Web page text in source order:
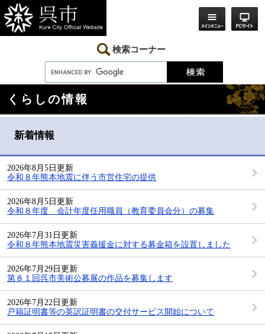
ー
ジ
の
ニ
ュ
ー
文
検索コーナー
くらしの情報
新着情報
2026年8月5日更新
令和８年熊本地震に伴う市営住宅の提供
2026年8月5日更新
令和８年度 会計年度任用職員（教育委員会分）の募集
2026年7月31日更新
令和８年熊本地震災害義援金に対する募金箱を設置しました
2026年7月29日更新
第８１回呉市美術公募展の作品を募集します
2026年7月22日更新
戸籍証明書等の英訳証明書の交付サービス開始について